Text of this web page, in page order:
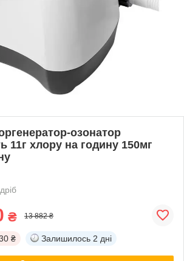
озонатор
11г хлору на годину 150мг
₴ 13 882 ₴
₴ Залишилось 2 дні